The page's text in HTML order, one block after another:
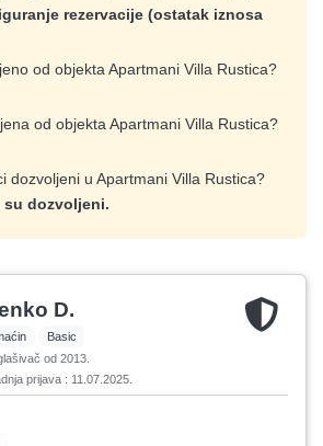
rezervacije (ostatak iznosa
od objekta Apartmani Villa Rustica?
od objekta Apartmani Villa Rustica?
dozvoljeni u Apartmani Villa Rustica?
su dozvoljeni.
D.
Basic
od 2013.
prijava : 11.07.2025.